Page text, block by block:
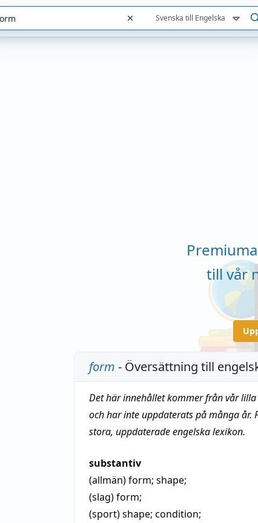
Svenska till Engelska
till vår
form - Översättning till
Det här innehållet kommer från vår
och har inte uppdaterats på många
stora, uppdaterade engelska lexikon.
substantiv
(allmän)form; shape;
(slag)form;
(sport)shape; condition;